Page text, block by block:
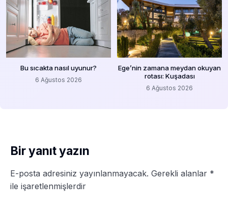
Bu sıcakta nasıl uyunur?
6 Ağustos 2026
Ege’nin zamana meydan okuyan
rotası: Kuşadası
6 Ağustos 2026
Bir yanıt yazın
E-posta adresiniz yayınlanmayacak. Gerekli alanlar *
ile işaretlenmişlerdir